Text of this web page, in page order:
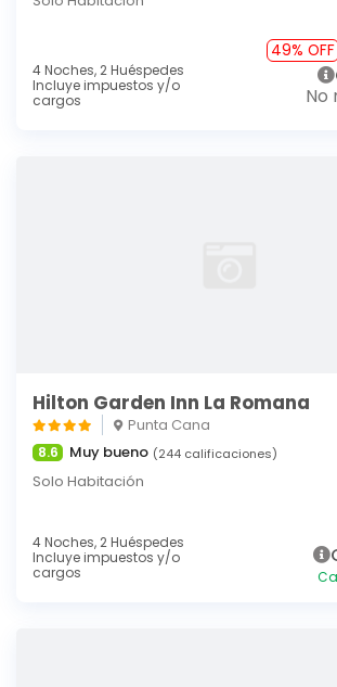
4 Noches, 2 Huéspedes
Incluye impuestos y/o
cargos
49% OFF
No
Hilton Garden Inn La Romana
Punta Cana
8.6 Muy bueno (244 calificaciones)
Solo Habitación
4 Noches, 2 Huéspedes
Incluye impuestos y/o
cargos